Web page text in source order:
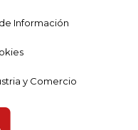
Información
y Comercio